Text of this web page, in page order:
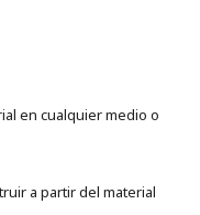
en cualquier medio o
a partir del material